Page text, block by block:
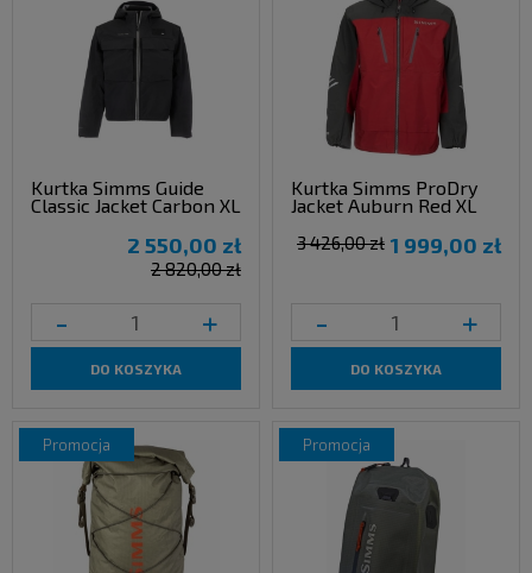
Kurtka Simms Guide
Classic Jacket Carbon XL
2 550,00 zł
2 820,00 zł
- +
DO KOSZYKA
Kurtka Simms ProDry
Jacket Auburn Red XL
1 999,00 zł
3 426,00 zł
- +
DO KOSZYKA
promocja promocja